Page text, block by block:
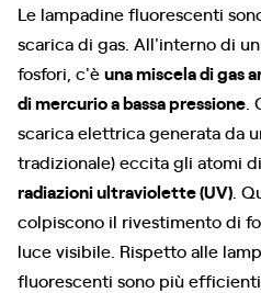
Le lampadine fluorescenti
scarica di gas. All'interno di
fosfori, c'èuna miscela di gas
di mercurio a bassa pressione
scarica elettrica generata da
tradizionale) eccita gli atomi
radiazioni ultraviolette (UV) .
colpiscono il rivestimento di
luce visibile. Rispetto alle
fluorescenti sono più